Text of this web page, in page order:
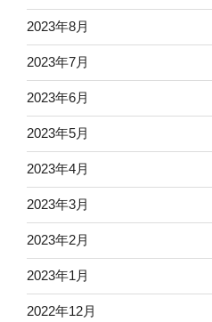
2023年8月
2023年7月
2023年6月
2023年5月
2023年4月
2023年3月
2023年2月
2023年1月
2022年12月